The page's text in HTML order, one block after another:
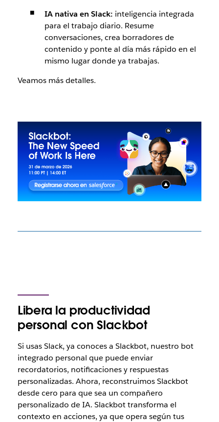
IA nativa en Slack: inteligencia integrada
para el trabajo diario. Resume
conversaciones, crea borradores de
contenido y ponte al día más rápido en el
mismo lugar donde ya trabajas.
Veamos más detalles.
Libera la productividad
personal con Slackbot
Si usas Slack, ya conoces a Slackbot, nuestro bot
integrado personal que puede enviar
recordatorios, notificaciones y respuestas
personalizadas. Ahora, reconstruimos Slackbot
desde cero para que sea un compañero
personalizado de IA. Slackbot transforma el
contexto en acciones, ya que opera según tus